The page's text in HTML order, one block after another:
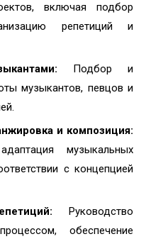
включая подбор
репетиций и
Подбор и
музыкантов, певцов и
и композиция:
музыкальных
с концепцией
Руководство
обеспечение